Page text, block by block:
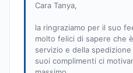
Cara Tanya,
la ringraziamo per il suo
molto felici di sapere che
servizio e della
suoi complimenti ci